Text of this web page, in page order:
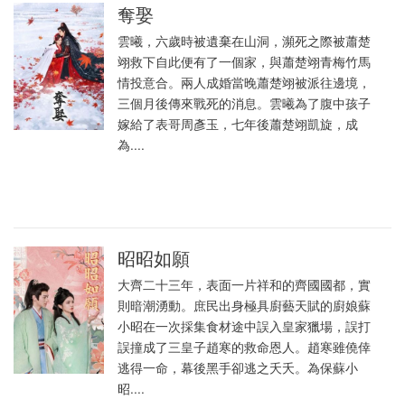
奪娶
雲曦，六歲時被遺棄在山洞，瀕死之際被蕭楚
翊救下自此便有了一個家，與蕭楚翊青梅竹馬
情投意合。兩人成婚當晚蕭楚翊被派往邊境，
三個月後傳來戰死的消息。雲曦為了腹中孩子
嫁給了表哥周彥玉，七年後蕭楚翊凱旋，成
為....
昭昭如願
大齊二十三年，表面一片祥和的齊國國都，實
則暗潮湧動。庶民出身極具廚藝天賦的廚娘蘇
小昭在一次採集食材途中誤入皇家獵場，誤打
誤撞成了三皇子趙寒的救命恩人。趙寒雖僥倖
逃得一命，幕後黑手卻逃之夭夭。為保蘇小
昭....